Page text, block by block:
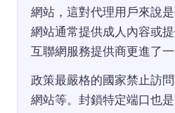
網站，這對代理用戶來說
網站通常提供成人內容或
互聯網服務提供商更進了一
政策最嚴格的國家禁止訪
網站等。封鎖特定端口也